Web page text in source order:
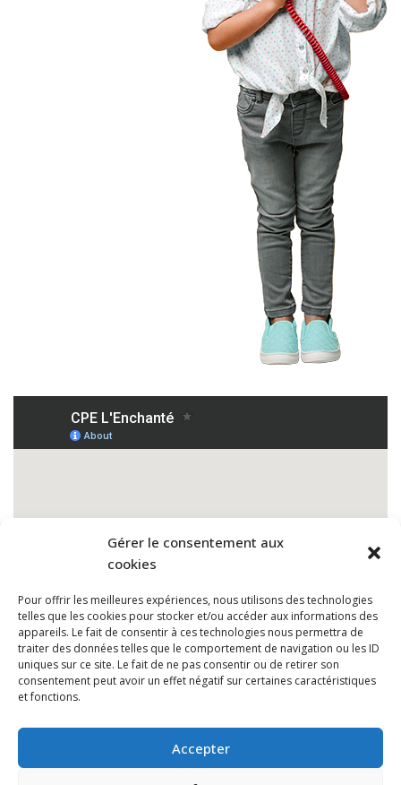
Gérer le consentement aux
cookies
Pour offrir les meilleures expériences, nous utilisons des technologies
telles que les cookies pour stocker et/ou accéder aux informations des
appareils. Le fait de consentir à ces technologies nous permettra de
traiter des données telles que le comportement de navigation ou les ID
uniques sur ce site. Le fait de ne pas consentir ou de retirer son
consentement peut avoir un effet négatif sur certaines caractéristiques
et fonctions.
Accepter